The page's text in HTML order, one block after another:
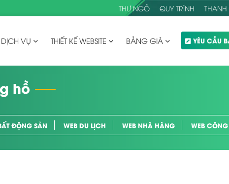
THƯ NGỎ QUY TRÌNH
DỊCH VỤ THIẾT KẾ WEBSITE BẢNG GIÁ YÊU CẦU
hồ
ĐỘNG SẢN WEB DU LỊCH WEB NHÀ HÀNG WEB CÔNG